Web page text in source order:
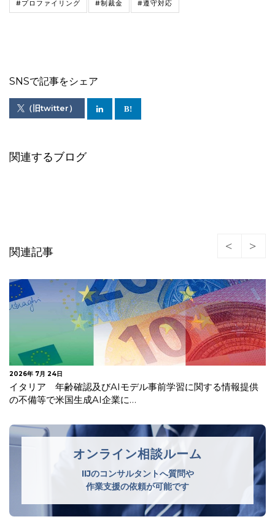
#プロファイリング #制裁金 #遵守対応
SNSで記事をシェア
（旧twitter）
関連するブログ
関連記事
2026年 7月 23日
韓国 安全管理措置の不備及び不要な個人情報を廃棄してい
なかったことを理由に生活用品メ…
オンライン相談ルーム
IIJのコンサルタントへ質問や
作業支援の依頼が可能です